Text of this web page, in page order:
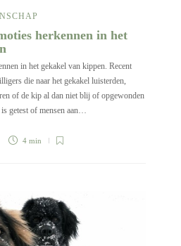
herkennen in het
in het gekakel van kippen. Recent
die naar het gekakel luisterden,
of de kip al dan niet blij of opgewonden
getest of mensen aan…
4 min